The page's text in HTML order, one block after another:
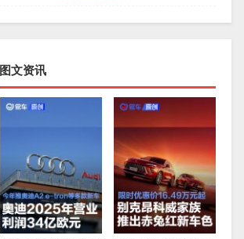
图文资讯